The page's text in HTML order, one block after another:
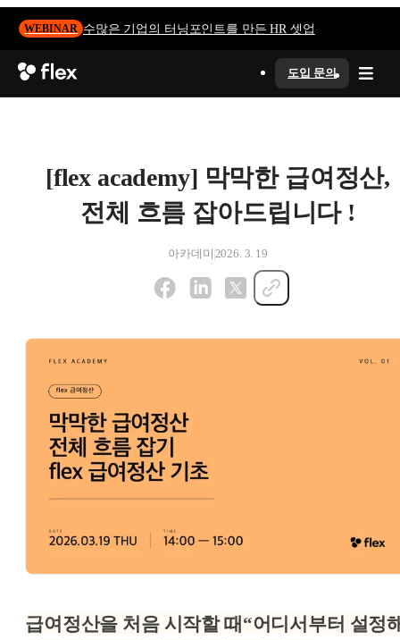
WEBINAR 수많은 기업의 터닝포인트를 만든 HR 셋업
도입 문의
[flex academy] 막막한 급여정산,
전체 흐름 잡아드립니다 !
아카데미 2026. 3. 19
급여정산을 처음 시작할 때 “어디서부터 설정